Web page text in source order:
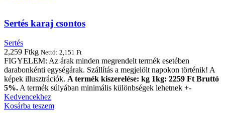
Sertés karaj csontos
Sertés
2,259 Ftkg Nettó: 2,151 Ft
FIGYELEM: Az árak minden megrendelt termék esetében
darabonkénti egységárak. Szállítás a megjelölt napokon történik! A
képek illusztrációk. A termék kiszerelése: kg 1kg: 2259 Ft Bruttó
5%. A termék súlyában minimális különbségek lehetnek +-
Kedvencekhez
Kosárba teszem